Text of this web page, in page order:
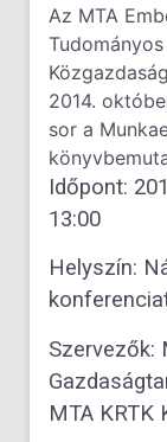
Az MTA
2014.
sor a
Időpont:
13:00
Helyszín:
Szervezők:
MTA